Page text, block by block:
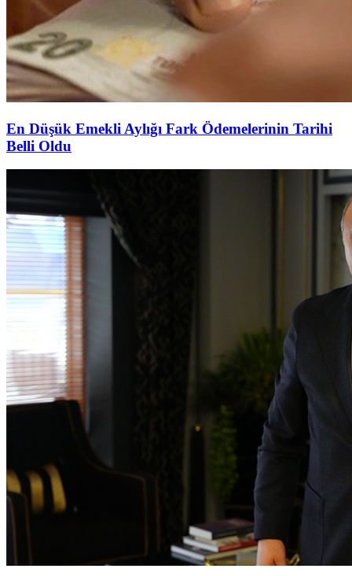
En Düşük Emekli Aylığı Fark Ödemelerinin Tarihi
Belli Oldu